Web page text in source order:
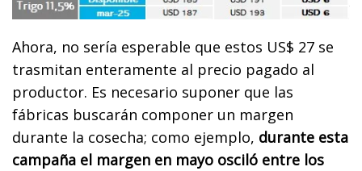
Ahora, no sería esperable que estos US$ 27 se
trasmitan enteramente al precio pagado al
productor. Es necesario suponer que las
fábricas buscarán componer un margen
durante la cosecha; como ejemplo, durante esta
campaña el margen en mayo osciló entre los